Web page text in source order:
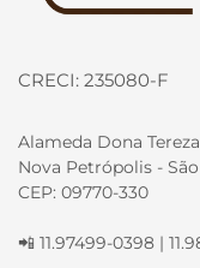
CRECI: 235080-F
Alameda Dona
Nova Petrópolis -
CEP: 09770-330
📲 11.97499-0398 |